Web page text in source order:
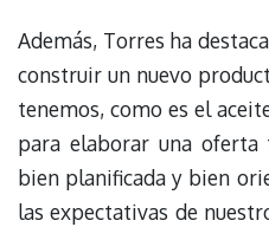
Además, Torres ha
construir un nuevo
tenemos, como es el
para elaborar una oferta
bien planificada y bien
las expectativas de